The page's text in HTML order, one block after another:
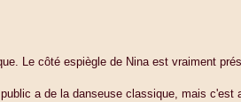
Le côté espiègle de Nina est vraiment
a de la danseuse classique, mais